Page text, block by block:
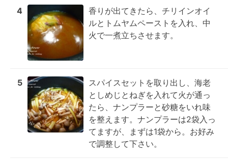
4
香りが出てきたら、チリインオイ
ルとトムヤムペーストを入れ、中
火で一煮立ちさせます。
5
スパイスセットを取り出し、海老
としめじとねぎを入れて火が通っ
たら、ナンプラーと砂糖をいれ味
を整えます。ナンプラーは2袋入っ
てますが、まずは1袋から。お好み
で調整して下さい。